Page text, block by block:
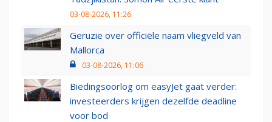
03-08-2026, 11:26
Geruzie over officiële naam vliegveld van
Mallorca
03-08-2026, 11:06
Biedingsoorlog om easyJet gaat verder:
investeerders krijgen dezelfde deadline
voor bod